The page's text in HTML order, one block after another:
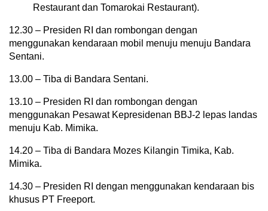
Restaurant dan Tomarokai Restaurant).
12.30 – Presiden RI dan rombongan dengan
menggunakan kendaraan mobil menuju menuju Bandara
Sentani.
13.00 – Tiba di Bandara Sentani.
13.10 – Presiden RI dan rombongan dengan
menggunakan Pesawat Kepresidenan BBJ-2 lepas landas
menuju Kab. Mimika.
14.20 – Tiba di Bandara Mozes Kilangin Timika, Kab.
Mimika.
14.30 – Presiden RI dengan menggunakan kendaraan bis
khusus PT Freeport.